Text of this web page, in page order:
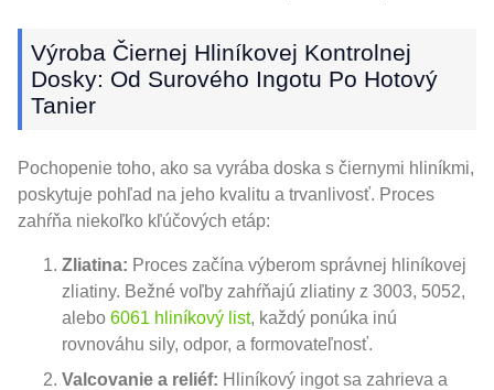
Výroba Čiernej Hliníkovej Kontrolnej
Dosky: Od Surového Ingotu Po Hotový
Tanier
Pochopenie toho, ako sa vyrába doska s čiernymi hliníkmi,
poskytuje pohľad na jeho kvalitu a trvanlivosť. Proces
zahŕňa niekoľko kľúčových etáp:
Zliatina: Proces začína výberom správnej hliníkovej
zliatiny. Bežné voľby zahŕňajú zliatiny z 3003, 5052,
alebo 6061 hliníkový list, každý ponúka inú
rovnováhu sily, odpor, a formovateľnosť.
Valcovanie a reliéf: Hliníkový ingot sa zahrieva a